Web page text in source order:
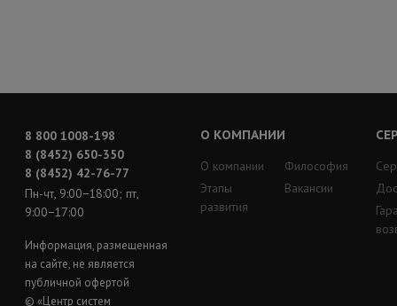
8 800 1008-198
8 (8452) 650-350
8 (8452) 42-76-77
Пн-чт, 9:00−18:00; пт,
9:00−17:00
Информация, размещенная
на сайте, не является
публичной офертой
© «Центр систем
О КОМПАНИИ
О компании
Этапы
развития
Философия
Вакансии